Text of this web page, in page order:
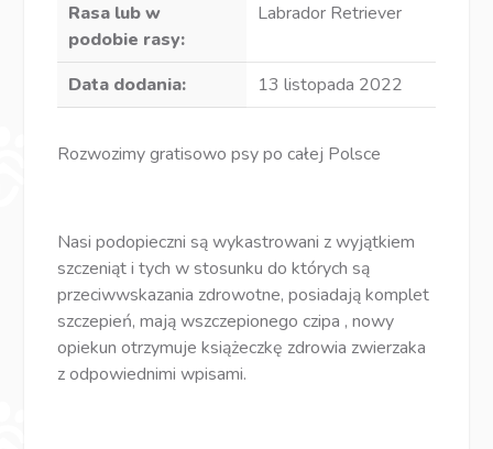
Rasa lub w
podobie rasy:
Labrador Retriever
Data dodania: 13 listopada 2022
Rozwozimy gratisowo psy po całej Polsce
Nasi podopieczni są wykastrowani z wyjątkiem
szczeniąt i tych w stosunku do których są
przeciwwskazania zdrowotne, posiadają komplet
szczepień, mają wszczepionego czipa , nowy
opiekun otrzymuje książeczkę zdrowia zwierzaka
z odpowiednimi wpisami.